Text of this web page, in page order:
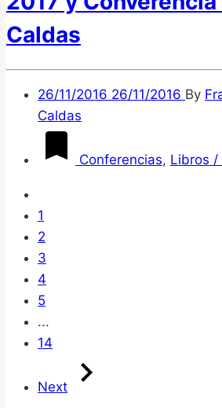
Caldas
26/11/2016 26/11/2016 By
Caldas
Conferencias, Libros /
1
2
3
4
5
...
14
Next